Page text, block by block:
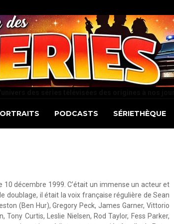
PODCASTS SÉRIETHÈQUE
décembre 1999. C’était un immense un acteur et
doublage, il était la voix française régulière de Sean
(Ben Hur), Gregory Peck, James Garner, Vittorio
Curtis, Leslie Nielsen, Rod Taylor, Fess Parker,